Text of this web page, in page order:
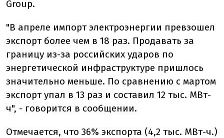
Group.
"В апреле импорт электроэнергии превзошел
экспорт более чем в 18 раз. Продавать за
границу из-за российских ударов по
энергетической инфраструктуре пришлось
значительно меньше. По сравнению с мартом
экспорт упал в 13 раз и составил 12 тыс. МВт-
ч", - говорится в сообщении.
Отмечается, что 36% экспорта (4,2 тыс. МВт-ч.)